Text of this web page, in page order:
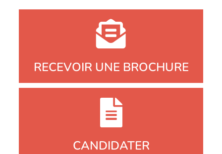
RECEVOIR UNE BROCHURE
CANDIDATER